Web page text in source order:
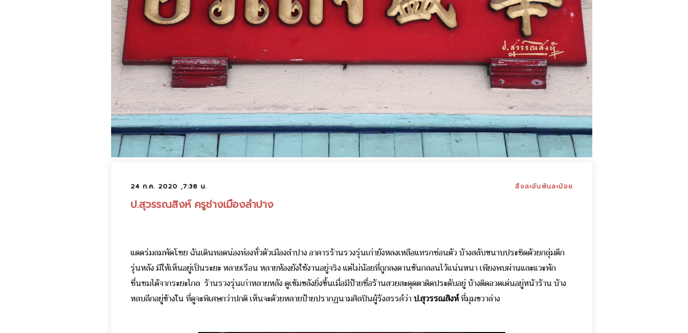
24 ก.ค. 2020 ,7:38 น. สิ่งละอันพันละน้อย
ป.สุวรรณสิงห์ ครูช่างเมืองลำปาง
แดดร่มลมพัดโชย ฉันเดินทอดน่องท่องทั่วตัวเมืองลำปาง อาคารร้านรวงรุ่นเก่ายังหลงเหลือแทรกซ่อนตัว บ้างสลับขนาบประชิดด้วยกลุ่มตึก
รุ่นหลัง มีให้เห็นอยู่เป็นระยะ หลายเรือน หลายห้องยังใช้งานอยู่จริง แต่ไม่น้อยที่ถูกลงดานขันกลอนไว้แน่นหนา เพียงพบผ่านและแวะพัก
ชื่นชมได้จากระยะไกล ร้านรวงรุ่นเก่าหลายหลัง ดูเข้มขลังยิ่งขึ้นเมื่อมีป้ายชื่อร้านสวยสะดุดตาติดประดับอยู่ บ้างติดอวดเด่นอยู่หน้าร้าน บ้าง
หลบลึกอยู่ข้างใน ที่ดูจะพิเศษกว่าปกติ เห็นจะด้วยหลายป้ายปรากฏนามศิลปินผู้รังสรรค์ว่าป.สุวรรณสิงห์ที่มุมขวาล่าง